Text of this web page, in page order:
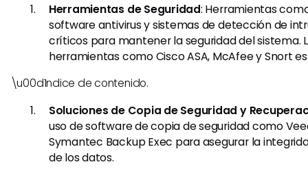
Herramientas de Seguridad: Herramientas
software antivirus y sistemas de detección de
críticos para mantener la seguridad del sistema.
herramientas como Cisco ASA, McAfee y Snort
\u00d1ndice de contenido.
Soluciones de Copia de Seguridad y
uso de software de copia de seguridad como
Symantec Backup Exec para asegurar la
de los datos.